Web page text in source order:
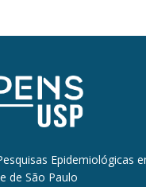
Epidemiológicas
de São Paulo